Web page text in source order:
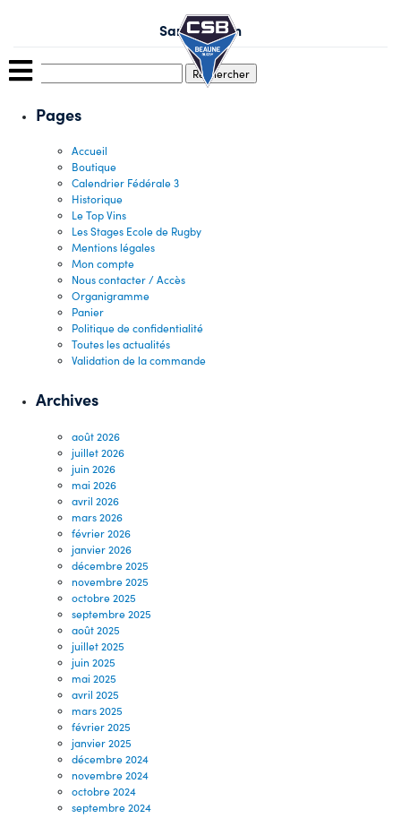
Sarre-Simon
Pages
Accueil
Boutique
Calendrier Fédérale 3
Historique
Le Top Vins
Les Stages Ecole de Rugby
Mentions légales
Mon compte
Nous contacter / Accès
Organigramme
Panier
Politique de confidentialité
Toutes les actualités
Validation de la commande
Archives
août 2026
juillet 2026
juin 2026
mai 2026
avril 2026
mars 2026
février 2026
janvier 2026
décembre 2025
novembre 2025
octobre 2025
septembre 2025
août 2025
juillet 2025
juin 2025
mai 2025
avril 2025
mars 2025
février 2025
janvier 2025
décembre 2024
novembre 2024
octobre 2024
septembre 2024